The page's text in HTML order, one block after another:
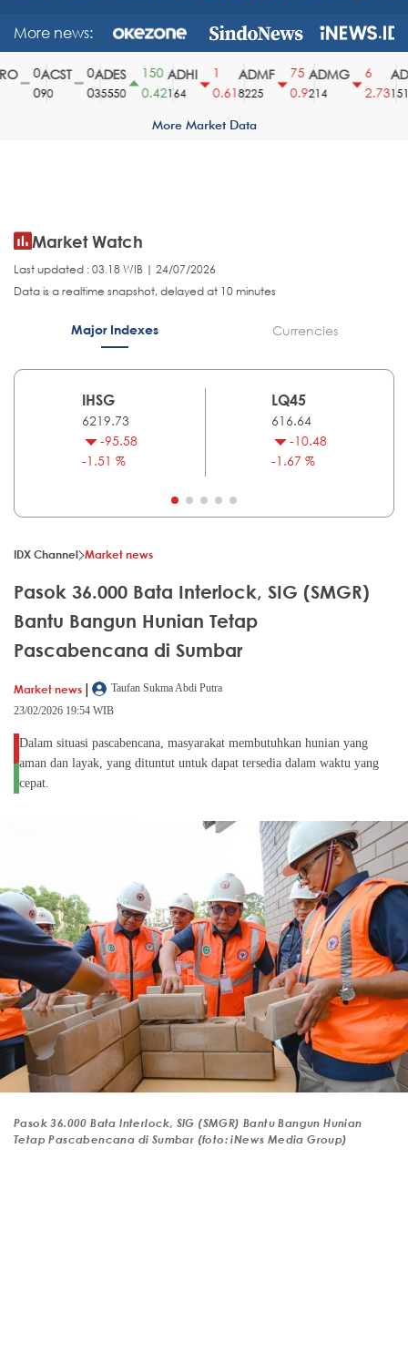
More news:
ACST
90
ADES
35550
150
0.42
ADHI
164
0.61
ADMF
8225
75
0.9
ADMG
214
2.731510
More Market Data
Market Watch
Last updated : 03.18 WIB | 24/07/2026
Data is a realtime snapshot, delayed at 10 minutes
Major Indexes Currencies
IHSG
6219.73
-95.58
-1.51 %
LQ45
616.64
-10.48
-1.67 %
IDX Channel Market news
Pasok 36.000 Bata Interlock, SIG (SMGR)
Bantu Bangun Hunian Tetap
Pascabencana di Sumbar
Market news |
Taufan Sukma Abdi Putra
23/02/2026 19:54 WIB
Dalam situasi pascabencana, masyarakat membutuhkan hunian yang
aman dan layak, yang dituntut untuk dapat tersedia dalam waktu yang
cepat.
Pasok 36.000 Bata Interlock, SIG (SMGR) Bantu Bangun Hunian
Tetap Pascabencana di Sumbar (foto: iNews Media Group)